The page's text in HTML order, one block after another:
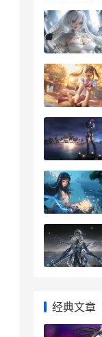
经典文章